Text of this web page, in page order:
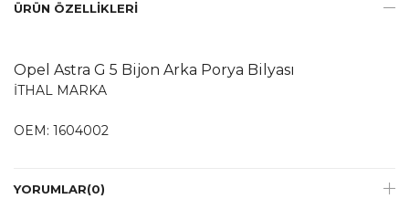
ÜRÜN ÖZELLIKLERI
Opel Astra G 5 Bijon Arka Porya Bilyası
İTHAL MARKA
OEM: 1604002
YORUMLAR(0)